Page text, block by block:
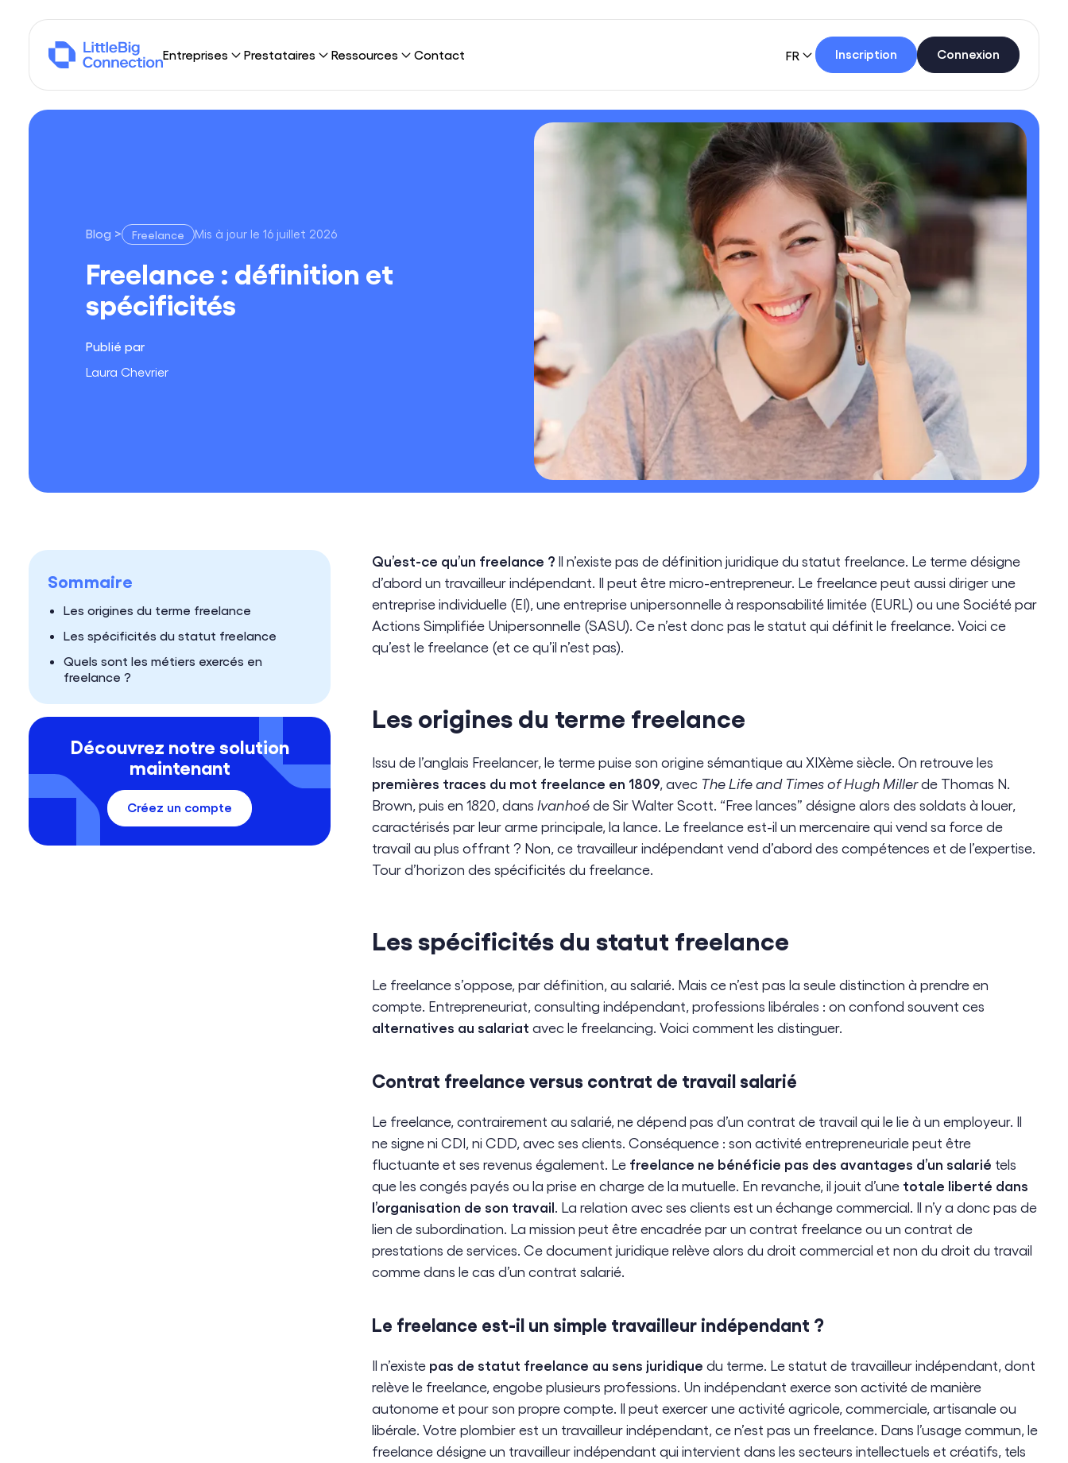
Entreprises Prestataires
Data Science & AI
Développement Durable & RSE
Transformation Digitale
Cloud Engineering
Software Engineering
Ressources
Qui sommes-nous ?
Développement durable
Contact FR Inscription Connexion
Blog > Freelance
Freelance : définition et spécificités
Mis à jour le 16 juillet 2026
Freelance : définition et
spécificités
Publié par
Laura Chevrier
Sommaire
Les origines du terme freelance
Les spécificités du statut freelance
Quels sont les métiers exercés en
freelance ?
Découvrez notre solution
maintenant
Créez un compte
Qu’est-ce qu’un freelance ? Il n’existe pas de définition juridique du statut freelance. Le terme désigne
d’abord un travailleur indépendant. Il peut être micro-entrepreneur. Le freelance peut aussi diriger une
entreprise individuelle (EI), une entreprise unipersonnelle à responsabilité limitée (EURL) ou une Société par
Actions Simplifiée Unipersonnelle (SASU). Ce n’est donc pas le statut qui définit le freelance. Voici ce
qu’est le freelance (et ce qu’il n’est pas).
Les origines du terme freelance
Issu de l’anglais Freelancer, le terme puise son origine sémantique au XIXème siècle. On retrouve les
premières traces du mot freelance en 1809 , avec The Life and Times of Hugh Millerde Thomas N.
Brown, puis en 1820, dans Ivanhoéde Sir Walter Scott. “Free lances” désigne alors des soldats à louer,
caractérisés par leur arme principale, la lance. Le freelance est-il un mercenaire qui vend sa force de
travail au plus offrant ? Non, ce travailleur indépendant vend d’abord des compétences et de l’expertise.
Tour d’horizon des spécificités du freelance.
Les spécificités du statut freelance
Le freelance s’oppose, par définition, au salarié. Mais ce n’est pas la seule distinction à prendre en
compte. Entrepreneuriat, consulting indépendant, professions libérales : on confond souvent ces
alternatives au salariat avec le freelancing. Voici comment les distinguer.
Contrat freelance versus contrat de travail salarié
Le freelance, contrairement au salarié, ne dépend pas d’un contrat de travail qui le lie à un employeur. Il
ne signe ni CDI, ni CDD, avec ses clients. Conséquence : son activité entrepreneuriale peut être
fluctuante et ses revenus également. Le freelance ne bénéficie pas des avantages d’un salarié tels
que les congés payés ou la prise en charge de la mutuelle. En revanche, il jouit d’une totale liberté dans
l’organisation de son travail . La relation avec ses clients est un échange commercial. Il n’y a donc pas de
lien de subordination. La mission peut être encadrée par un contrat freelance ou un contrat de
prestations de services. Ce document juridique relève alors du droit commercial et non du droit du travail
comme dans le cas d’un contrat salarié.
Le freelance est-il un simple travailleur indépendant ?
Il n’existe pas de statut freelance au sens juridique du terme. Le statut de travailleur indépendant, dont
relève le freelance, engobe plusieurs professions. Un indépendant exerce son activité de manière
autonome et pour son propre compte. Il peut exercer une activité agricole, commerciale, artisanale ou
libérale. Votre plombier est un travailleur indépendant, ce n’est pas un freelance. Dans l’usage commun, le
freelance désigne un travailleur indépendant qui intervient dans les secteurs intellectuels et créatifs, tels